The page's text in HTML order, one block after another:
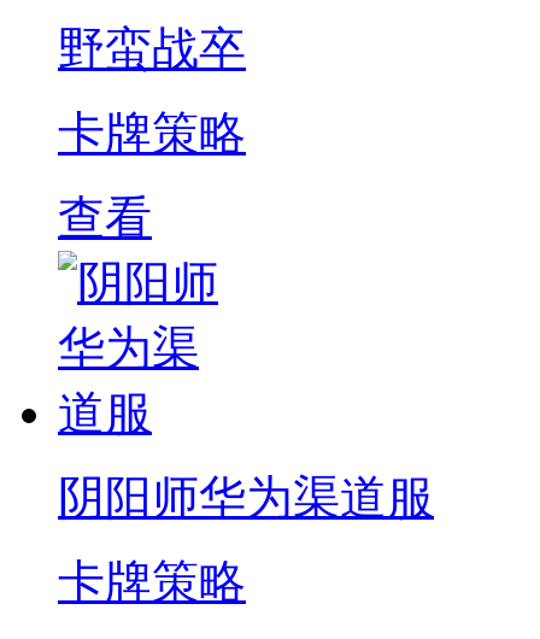
野蛮战卒
卡牌策略
查看
阴阳师华为渠道服
卡牌策略